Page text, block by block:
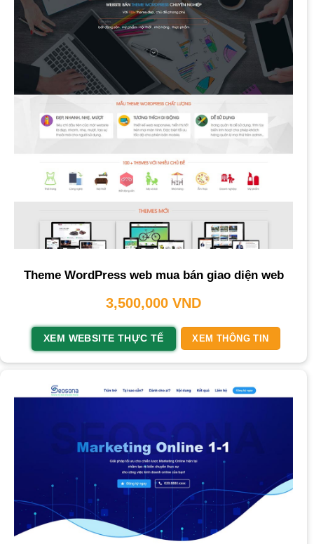
Theme WordPress web mua bán giao diện web
3,500,000 VND
XEM WEBSITE THỰC TẾ XEM THÔNG TIN